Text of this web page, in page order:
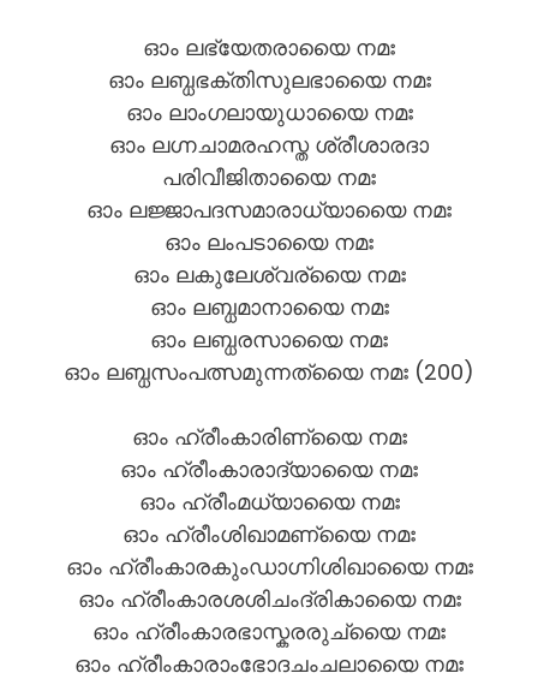
ഓം ലഭ്യേതരായൈ നമഃ
ഓം ലബ്ധഭക്തിസുലഭായൈ നമഃ
ഓം ലാംഗലായുധായൈ നമഃ
ഓം ലഗ്നചാമരഹസ്ത ശ്രീശാരദാ
പരിവീജിതായൈ നമഃ
ഓം ലജ്ജാപദസമാരാധ്യായൈ നമഃ
ഓം ലംപടായൈ നമഃ
ഓം ലകുലേശ്വര്യൈ നമഃ
ഓം ലബ്ധമാനായൈ നമഃ
ഓം ലബ്ധരസായൈ നമഃ
ഓം ലബ്ധസംപത്സമുന്നത്യൈ നമഃ (200)
ഓം ഹ്രീംകാരിണ്യൈ നമഃ
ഓം ഹ്രീംകാരാദ്യായൈ നമഃ
ഓം ഹ്രീംമധ്യായൈ നമഃ
ഓം ഹ്രീംശിഖാമണ്യൈ നമഃ
ഓം ഹ്രീംകാരകുംഡാഗ്നിശിഖായൈ നമഃ
ഓം ഹ്രീംകാരശശിചംദ്രികായൈ നമഃ
ഓം ഹ്രീംകാരഭാസ്കരരുച്യൈ നമഃ
ഓം ഹ്രീംകാരാംഭോദചംചലായൈ നമഃ